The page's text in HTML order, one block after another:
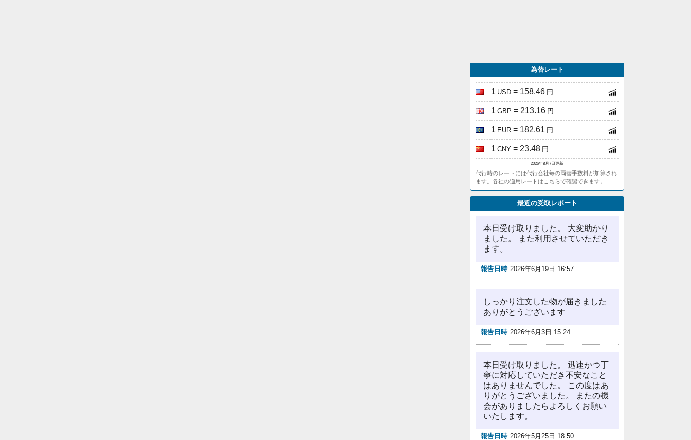
為替レート
1 USD = 158.46 円
1 GBP = 213.16 円
1 EUR = 182.61 円
1 CNY = 23.48 円
2026年8月7日更新
代行時のレートには代行会社毎の両替手数料が加算され
ます。各社の適用レートは こちらで確認できます。
最近の受取レポート
本日受け取りました。 大変助かり
ました。 また利用させていただき
ます。
報告日時 2026年6月19日 16:57
しっかり注文した物が届きました
ありがとうございます
報告日時 2026年6月3日 15:24
本日受け取りました。 迅速かつ丁
寧に対応していただき不安なこと
はありませんでした。 この度はあ
りがとうございました。 またの機
会がありましたらよろしくお願い
いたします。
報告日時 2026年5月25日 18:50